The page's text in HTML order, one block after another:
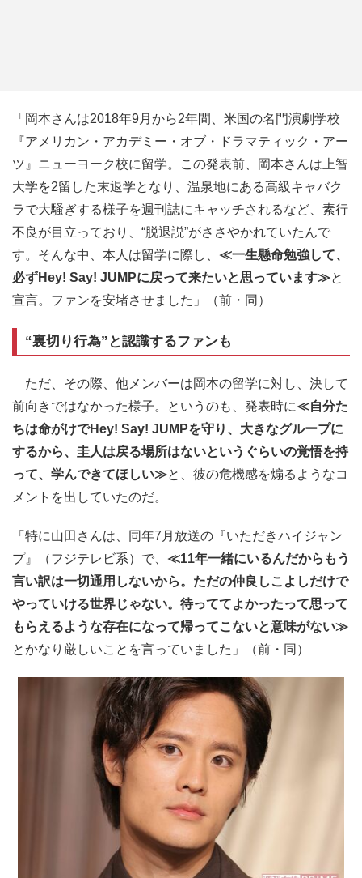
「岡本さんは2018年9月から2年間、米国の名門演劇学校
『アメリカン・アカデミー・オブ・ドラマティック・アー
ツ』ニューヨーク校に留学。この発表前、岡本さんは上智
大学を2留した末退学となり、温泉地にある高級キャバク
ラで大騒ぎする様子を週刊誌にキャッチされるなど、素行
不良が目立っており、“脱退説”がささやかれていたんで
す。そんな中、本人は留学に際し、 ≪一生懸命勉強して、
必ずHey! Say! JUMPに戻って来たいと思っています≫と
宣言。ファンを安堵させました」（前・同）
“裏切り行為”と認識するファンも
ただ、その際、他メンバーは岡本の留学に対し、決して
前向きではなかった様子。というのも、発表時に≪自分た
ちは命がけでHey! Say! JUMPを守り、大きなグループに
するから、圭人は戻る場所はないというぐらいの覚悟を持
って、学んできてほしい≫と、彼の危機感を煽るようなコ
メントを出していたのだ。
「特に山田さんは、同年7月放送の『いただきハイジャン
プ』（フジテレビ系）で、 ≪11年一緒にいるんだからもう
言い訳は一切通用しないから。ただの仲良しこよしだけで
やっていける世界じゃない。待っててよかったって思って
もらえるような存在になって帰ってこないと意味がない≫
とかなり厳しいことを言っていました」（前・同）